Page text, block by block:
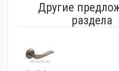
Другие
раздела